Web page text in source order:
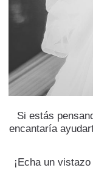
Si estás
encantaría
¡Echa un